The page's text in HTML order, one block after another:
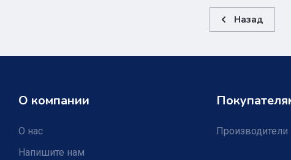
Назад
О компании
О нас
Напишите нам
Производители